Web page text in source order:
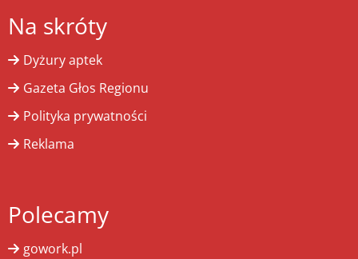
Na skróty
Dyżury aptek
Gazeta Głos Regionu
Polityka prywatności
Reklama
Polecamy
gowork.pl